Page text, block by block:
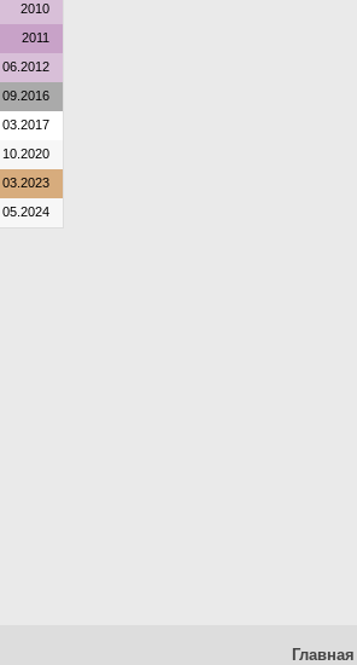
2010
2011
06.2012
09.2016
03.2017
10.2020
03.2023
05.2024
Главная